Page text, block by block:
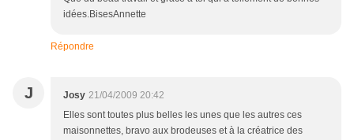
idées.BisesAnnette
Répondre
J Josy 21/04/2009 20:42
Elles sont toutes plus belles les unes que les autres ces
maisonnettes, bravo aux brodeuses et à la créatrice des